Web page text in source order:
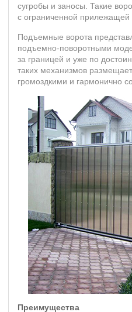
сугробы и заносы. Такие
с ограниченной прилежащей
Подъемные ворота
подъемно-поворотными
за границей и уже по
таких механизмов
громоздкими и гармонично
Преимущества